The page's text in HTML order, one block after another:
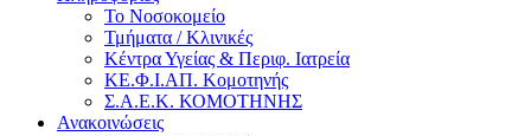
Το Νοσοκομείο
Τμήματα / Κλινικές
Κέντρα Υγείας & Περιφ. Ιατρεία
ΚΕ.Φ.Ι.ΑΠ. Κομοτηνής
Σ.Α.Ε.Κ. ΚΟΜΟΤΗΝΗΣ
Ανακοινώσεις